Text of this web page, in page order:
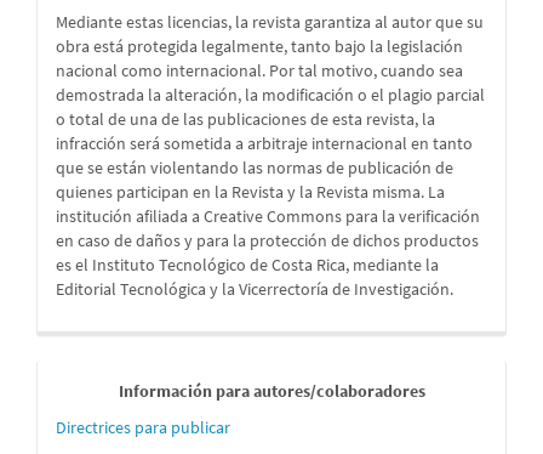
Mediante estas licencias, la revista garantiza al autor que su
obra está protegida legalmente, tanto bajo la legislación
nacional como internacional. Por tal motivo, cuando sea
demostrada la alteración, la modificación o el plagio parcial
o total de una de las publicaciones de esta revista, la
infracción será sometida a arbitraje internacional en tanto
que se están violentando las normas de publicación de
quienes participan en la Revista y la Revista misma. La
institución afiliada a Creative Commons para la verificación
en caso de daños y para la protección de dichos productos
es el Instituto Tecnológico de Costa Rica, mediante la
Editorial Tecnológica y la Vicerrectoría de Investigación.
Informaci
´´on
Información para autores/colaboradores
Directrices para publicar